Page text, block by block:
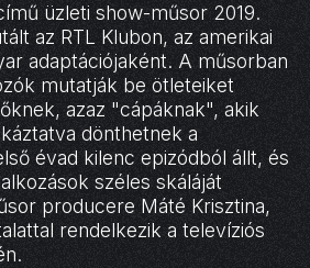
üzleti show-műsor 2019.
az RTL Klubon, az amerikai
adaptációjaként. A műsorban
mutatják be ötleteiket
azaz "cápáknak", akik
dönthetnek a
évad kilenc epizódból állt, és
széles skáláját
producere Máté Krisztina,
rendelkezik a televíziós